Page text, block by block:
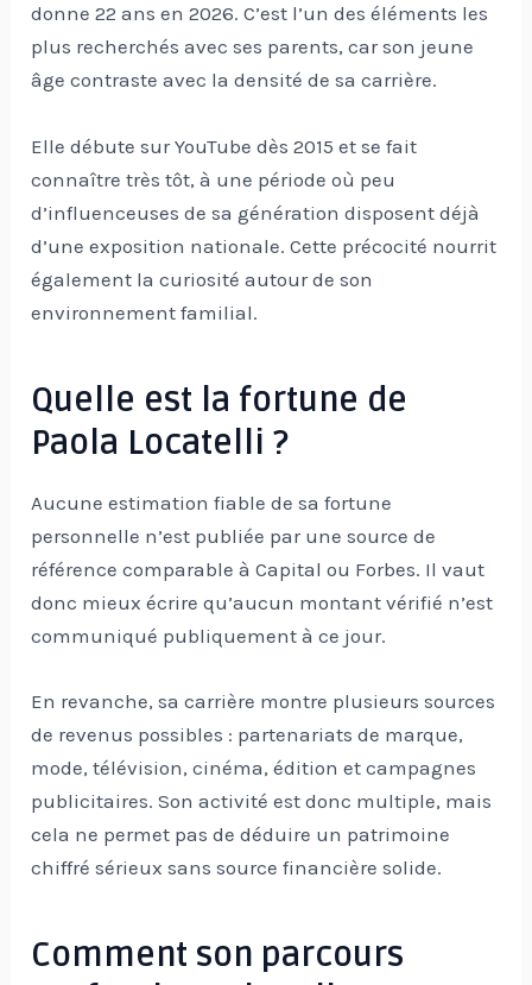
donne 22 ans en 2026. C’est l’un des éléments les
plus recherchés avec ses parents, car son jeune
âge contraste avec la densité de sa carrière.
Elle débute sur YouTube dès 2015 et se fait
connaître très tôt, à une période où peu
d’influenceuses de sa génération disposent déjà
d’une exposition nationale. Cette précocité nourrit
également la curiosité autour de son
environnement familial.
Quelle est la fortune de
Paola Locatelli ?
Aucune estimation fiable de sa fortune
personnelle n’est publiée par une source de
référence comparable à Capital ou Forbes. Il vaut
donc mieux écrire qu’aucun montant vérifié n’est
communiqué publiquement à ce jour.
En revanche, sa carrière montre plusieurs sources
de revenus possibles : partenariats de marque,
mode, télévision, cinéma, édition et campagnes
publicitaires. Son activité est donc multiple, mais
cela ne permet pas de déduire un patrimoine
chiffré sérieux sans source financière solide.
Comment son parcours